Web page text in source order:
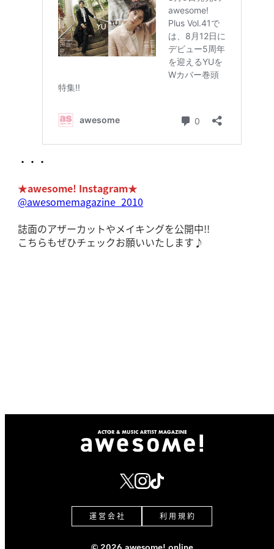
・・・
★awesome! Instagram★
@awesomemagazine_2010
誌面のアザーカットやメイキングを公開中!!
こちらもぜひチェックお願いいたします♪
運 営 会 社 利 用 規 約